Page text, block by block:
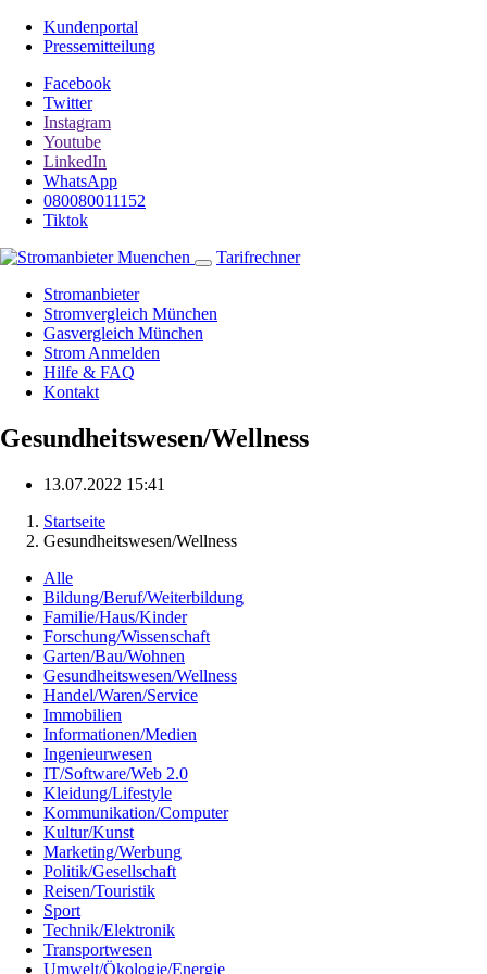
Kundenportal
Pressemitteilung
Facebook
Twitter
Instagram
Youtube
LinkedIn
WhatsApp
080080011152
Tiktok
Tarifrechner
Stromanbieter
Stromvergleich München
Gasvergleich München
Strom Anmelden
Hilfe & FAQ
Kontakt
Gesundheitswesen/Wellness
13.07.2022 15:41
Startseite
Gesundheitswesen/Wellness
Alle
Bildung/Beruf/Weiterbildung
Familie/Haus/Kinder
Forschung/Wissenschaft
Garten/Bau/Wohnen
Gesundheitswesen/Wellness
Handel/Waren/Service
Immobilien
Informationen/Medien
Ingenieurwesen
IT/Software/Web 2.0
Kleidung/Lifestyle
Kommunikation/Computer
Kultur/Kunst
Marketing/Werbung
Politik/Gesellschaft
Reisen/Touristik
Sport
Technik/Elektronik
Transportwesen
Umwelt/Ökologie/Energie